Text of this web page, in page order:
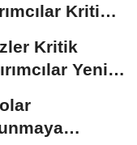
Kritik
Kritik
Yeni